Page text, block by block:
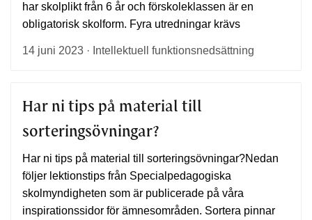
har skolplikt från 6 år och förskoleklassen är en
obligatorisk skolform. Fyra utredningar krävs
14 juni 2023 · Intellektuell funktionsnedsättning
Har ni tips på material till
sorteringsövningar?
Har ni tips på material till sorteringsövningar?Nedan
följer lektionstips från Specialpedagogiska
skolmyndigheten som är publicerade på våra
inspirationssidor för ämnesområden. Sortera pinnar